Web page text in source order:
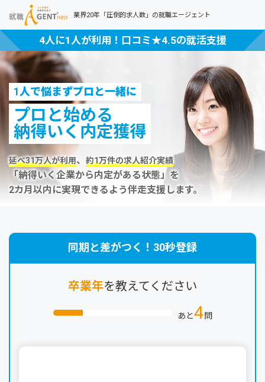
業界20年「圧倒的求人数」の就職エージェント
4人に1人が利用！口コミ★4.5の就活支援
1人で悩まずプロと一緒に
プロと始める
納得いく内定獲得
延べ31万人が利用、 約1万件の求人紹介実績
「納得いく企業から内定がある状態」を
2カ月以内に実現できるよう伴走支援します。
同期と差がつく！30秒登録
卒業年を教えてください
あと4問